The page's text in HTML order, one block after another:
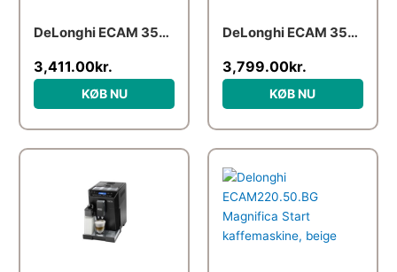
DeLonghi ECAM 350.35.SB
3,411.00kr.
KØB NU
DeLonghi ECAM 350.55.B
3,799.00kr.
KØB NU
oprindelige
pris
var:
3,299.00kr..
pris
er:
2,990.00kr..